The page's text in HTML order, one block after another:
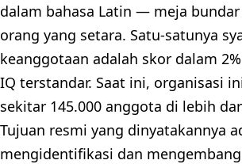
dalam bahasa Latin — meja
orang yang setara. Satu-satunya
keanggotaan adalah skor dalam
IQ terstandar. Saat ini, organisasi
sekitar 145.000 anggota di lebih
Tujuan resmi yang dinyatakannya
mengidentifikasi dan